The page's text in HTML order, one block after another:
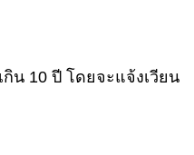
น 10 ปี โดยจะแจ้งเวียน